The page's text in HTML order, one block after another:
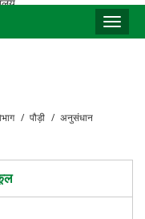
पौड़ी अनुसंधान